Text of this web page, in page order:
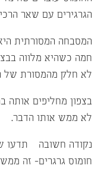
הגרגירים עם שאר
המסבחה המסורתית
חמה כשהיא מלווה
לא חלק מהמסורת של
בצפון מחליפים אותה
לא ממש אותו הדבר.
נקודה חשובה – תדעו
חומוס גרגרים- זה